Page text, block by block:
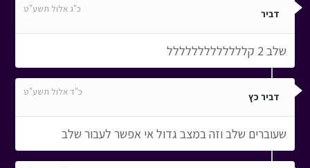
דביר כ"ג אלול תשע"ט
שלב 2 קללללללללללללל
דביר כץ כ"ד אלול תשע"ט
שעוברים שלב וזה במצב גדול אי אפשר לעבור שלב